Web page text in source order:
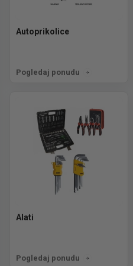
Autoprikolice
Pogledaj ponudu
Alati
Pogledaj ponudu